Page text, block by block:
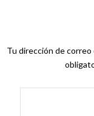
Tu dirección de